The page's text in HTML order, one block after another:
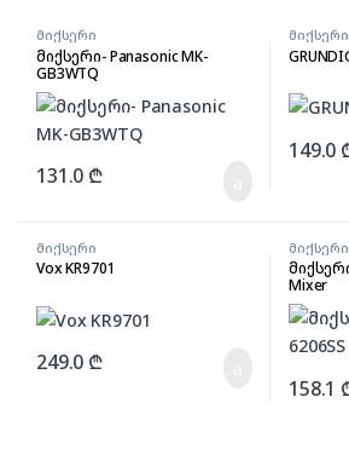
მიქსერი
მიქსერი- Panasonic MK-
GB3WTQ
131.0 ₾
მიქსერი
149.0
მიქსერი
Vox KR9701
249.0 ₾
მიქსერი
Mixer
158.1